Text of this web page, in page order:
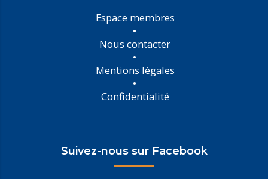
Espace membres
Nous contacter
Mentions légales
Confidentialité
Suivez-nous sur Facebook